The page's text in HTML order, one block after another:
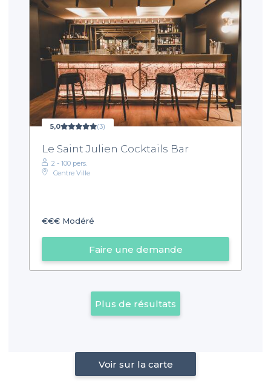
5,0 (3)
Le Saint Julien Cocktails Bar
2 - 100 pers.
Centre Ville
€€€ Modéré
Faire une demande
Plus de résultats
Voir sur la carte